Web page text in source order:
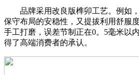
品牌采用改良版榫卯工艺。例如，
保守布局的安稳性，又提拔利用舒服
手工打磨，误差节制正在0。5毫米以
得了高端消费者的承认。